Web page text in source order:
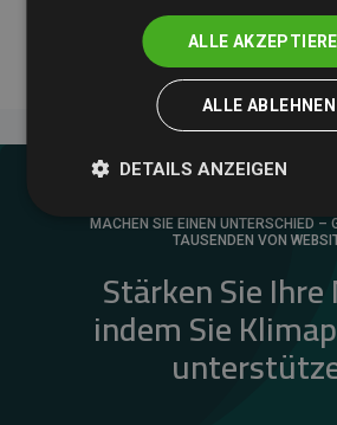
messbare Klimawirkung unseres
MACHEN SIE EINEN UNTERSCHIED –
TAUSENDEN VON
Stärken Sie
indem Sie
ALLE
ALLE ABLEHNEN
DETAILS ANZEIGEN